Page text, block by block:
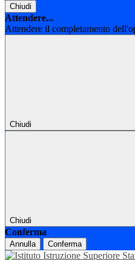
Chiudi
Attendere...
Attendere il completamento
Chiudi
Chiudi
Conferma
Annulla Conferma